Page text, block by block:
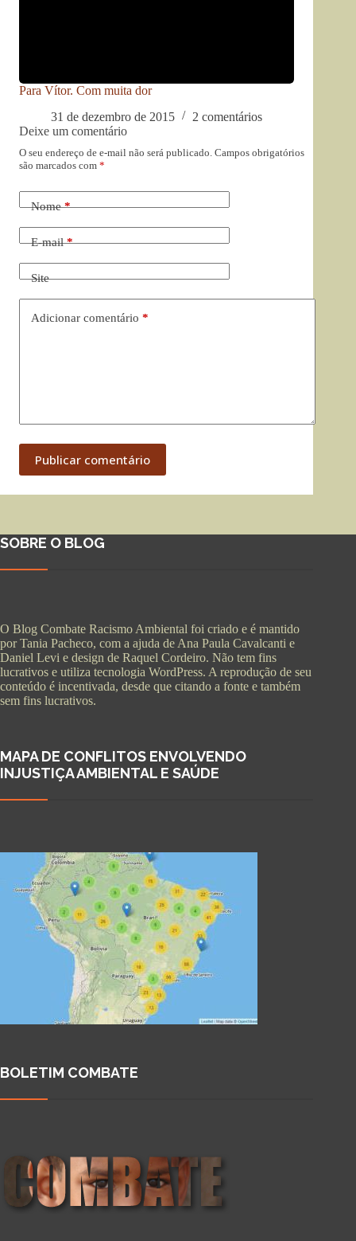
Para Vítor. Com muita dor
31 de dezembro de 2015
2 comentários
Deixe um comentário
O seu endereço de e-mail não será publicado. Campos obrigatórios
são marcados com *
Nome*
E-mail*
Site
Adicionar comentário *
Publicar comentário
SOBRE O BLOG
O Blog Combate Racismo Ambiental foi criado e é mantido
por Tania Pacheco, com a ajuda de Ana Paula Cavalcanti e
Daniel Levi e design de Raquel Cordeiro. Não tem fins
lucrativos e utiliza tecnologia WordPress. A reprodução de seu
conteúdo é incentivada, desde que citando a fonte e também
sem fins lucrativos.
MAPA DE CONFLITOS ENVOLVENDO
INJUSTIÇA AMBIENTAL E SAÚDE
BOLETIM COMBATE